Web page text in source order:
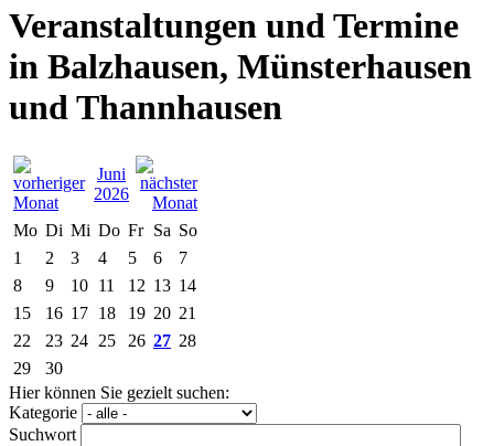
Veranstaltungen und Termine
in Balzhausen, Münsterhausen
und Thannhausen
Juni
2026
Mo Di Mi Do Fr Sa So
1
2 3 4 5 6
7
8
9 10 11 12 13 14
15
16 17 18 19 20 21
22
23 24 25 26 27 28
29
30
Hier können Sie gezielt suchen:
Kategorie
Suchwort